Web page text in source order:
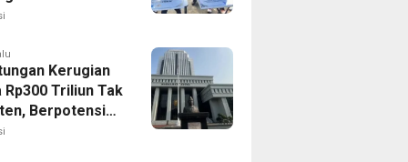
Aman Bagi
Kerugian
Rp300 Triliun Tak
Berpotensi